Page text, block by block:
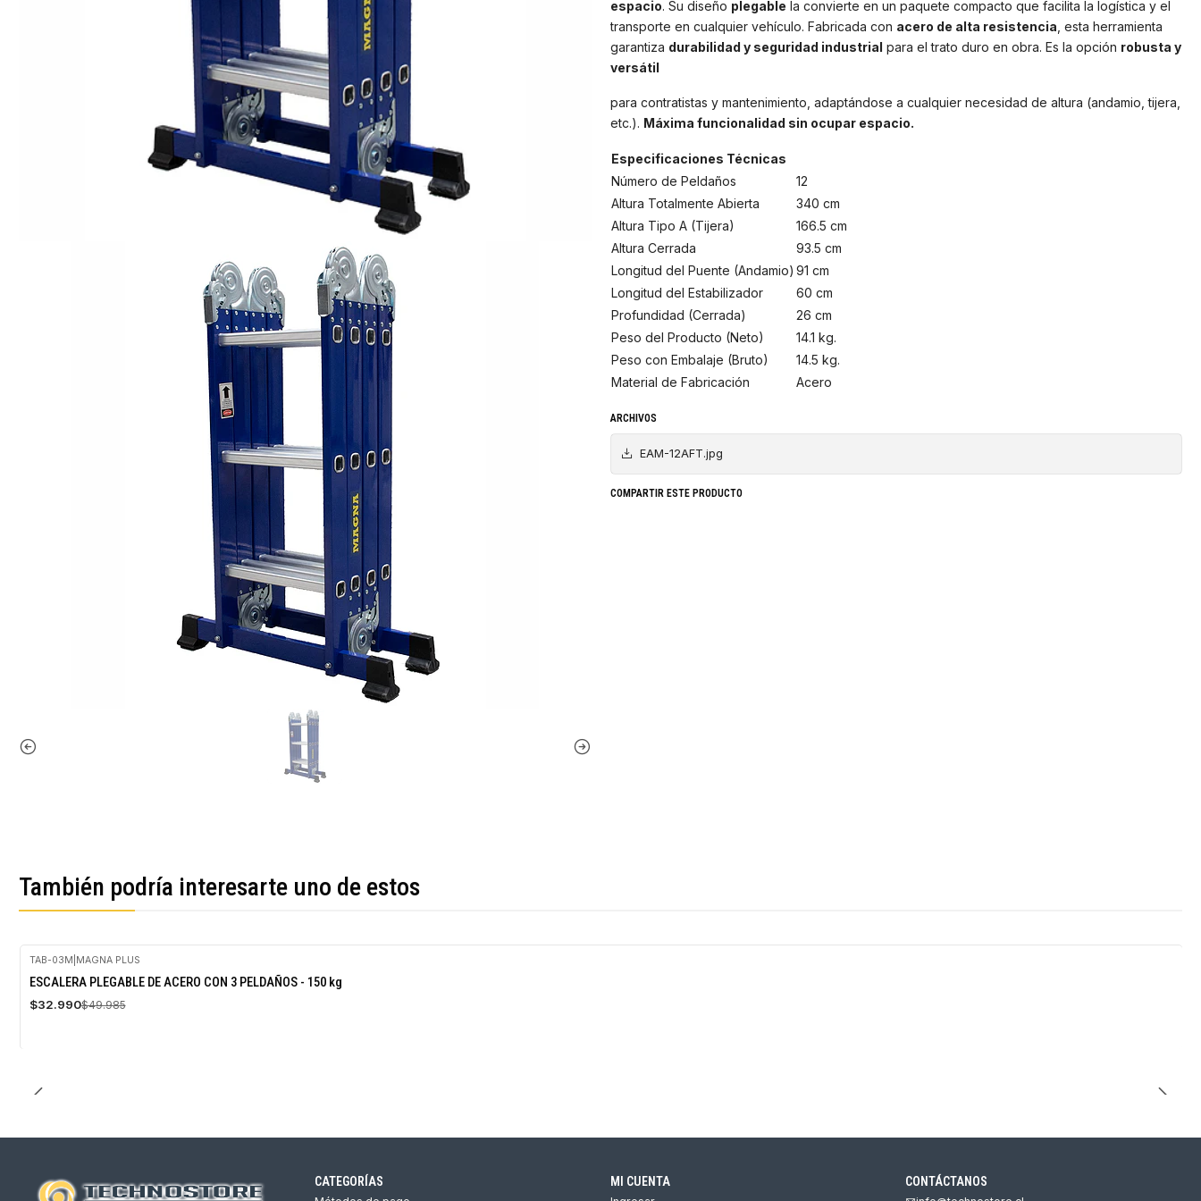
espacio. Su diseño plegable la convierte en un paquete compacto que facilita la logística y el
transporte en cualquier vehículo. Fabricada con acero de alta resistencia , esta herramienta
garantiza durabilidad y seguridad industrial para el trato duro en obra. Es la opción robusta y
versátil
para contratistas y mantenimiento, adaptándose a cualquier necesidad de altura (andamio, tijera,
etc.). Máxima funcionalidad sin ocupar espacio.
Especificaciones Técnicas
Número de Peldaños
12
Altura Totalmente Abierta
340 cm
Altura Tipo A (Tijera)
166.5 cm
Altura Cerrada
93.5 cm
Longitud del Puente (Andamio) 91 cm
Longitud del Estabilizador
60 cm
Profundidad (Cerrada)
26 cm
Peso del Producto (Neto)
14.1 kg.
Peso con Embalaje (Bruto)
14.5 kg.
Material de Fabricación
Acero
ARCHIVOS
EAM-12AFT.jpg
COMPARTIR ESTE PRODUCTO
También podría interesarte uno de estos
-34%
OFF
TAB-03M MAGNA PLUS
ESCALERA PLEGABLE DE ACERO CON 3 PELDAÑOS - 150 kg
$32.990$49.985
CATEGORÍAS MI CUENTA CONTÁCTANOS